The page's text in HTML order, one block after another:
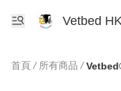
Vetbed
首頁 / 所有商品 /